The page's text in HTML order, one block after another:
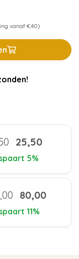
vanaf €40)
25,50
5%
80,00
11%